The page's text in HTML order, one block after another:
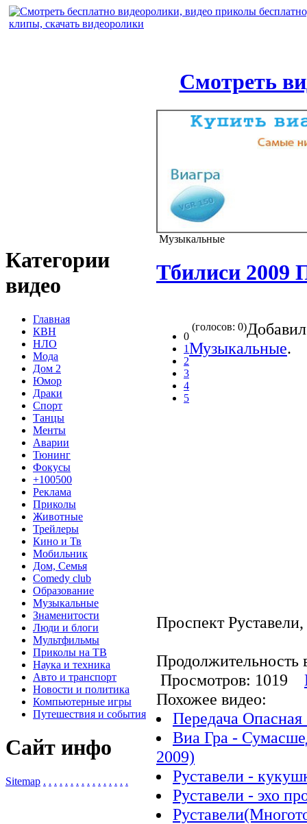
Смотреть
Категории
видео
Главная
КВН
НЛО
Мода
Дом 2
Юмор
Драки
Спорт
Танцы
Менты
Аварии
Тюнинг
Фокусы
+100500
Реклама
Приколы
Животные
Трейлеры
Кино и Тв
Мобильник
Дом, Семья
Comedy club
Образование
Музыкальные
Знаменитости
Люди и блоги
Мультфильмы
Приколы на ТВ
Наука и техника
Авто и транспорт
Новости и политика
Компьютерные игры
Путешествия и события
Сайт инфо
Sitemap . . . . . . . . . . . . . . . .
Музыкальные
Тбилиси 2009
0
1
2
3
4
5
(голосов: 0)
Музыкальные.
Проспект Руставели,
Продолжительность
Просмотров: 1019
Похожее видео:
Передача Опасная
Виа Гра -
2009)
Руставели -
Руставели - эхо